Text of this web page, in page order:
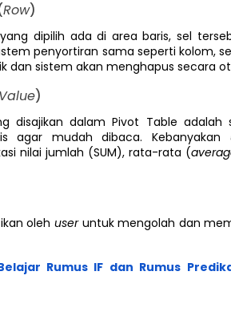
Row)
dipilih ada di area baris, sel
penyortiran sama seperti kolom,
dan sistem akan menghapus secara
)
disajikan dalam Pivot Table
agar mudah dibaca. Kebanyakan
nilai jumlah (SUM), rata-rata (
oleh user untuk mengolah dan
Rumus IF dan Rumus